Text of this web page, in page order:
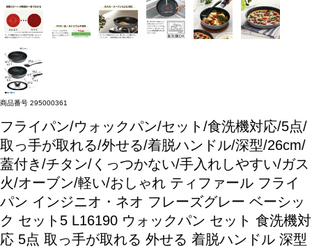
商品番号 295000361
フライパン/ウォックパン/セット/食洗機対応/5点/
取っ手が取れる/外せる/着脱ハンドル/深型/26cm/
蓋付き/チタン/くっつかない/手入れしやすい/ガス
火/オーブン/軽い/おしゃれ ティファール フライ
パン インジニオ・ネオ フレーズグレー ベーシッ
ク セット5 L16190 ウォックパン セット 食洗機対
応 5点 取っ手が取れる 外せる 着脱ハンドル 深型